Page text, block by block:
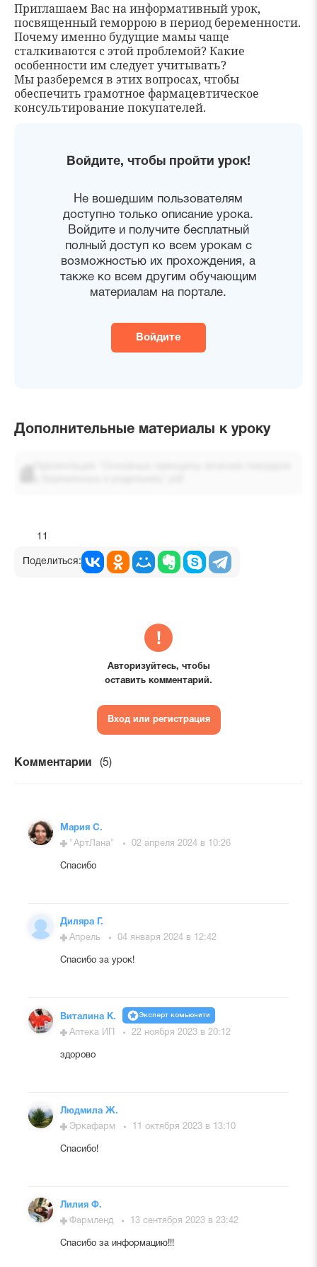
Приглашаем Вас на информативный урок,
посвященный геморрою в период беременности.
Почему именно будущие мамы чаще
сталкиваются с этой проблемой? Какие
особенности им следует учитывать?
Мы разберемся в этих вопросах, чтобы
обеспечить грамотное фармацевтическое
консультирование покупателей.
Войдите, чтобы пройти урок!
Не вошедшим пользователям
доступно только описание урока.
Войдите и получите бесплатный
полный доступ ко всем урокам с
возможностью их прохождения, а
также ко всем другим обучающим
материалам на портале.
Войдите
Дополнительные материалы к уроку
11
Поделиться:
Авторизуйтесь, чтобы
оставить комментарий.
Вход или регистрация
Комментарии (5)
Мария С.
"АртЛана"
02 апреля 2024 в 10:26
Спасибо
Диляра Г.
Апрель
04 января 2024 в 12:42
Спасибо за урок!
Виталина К. Эксперт комьюнити
Аптека ИП 22 ноября 2023 в 20:12
здорово
Людмила Ж.
Эркафарм
11 октября 2023 в 13:10
Спасибо!
Лилия Ф.
Фармленд
13 сентября 2023 в 23:42
Спасибо за информацию!!!